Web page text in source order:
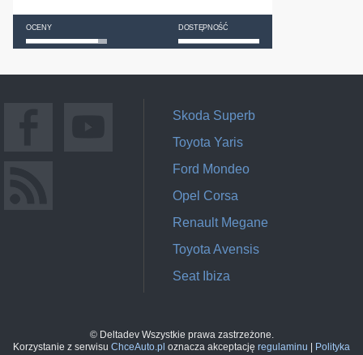
OCENY DOSTĘPNOŚĆ
Skoda Superb
Toyota Yaris
Ford Mondeo
Opel Corsa
Renault Megane
Toyota Avensis
Seat Ibiza
© Deltadev Wszystkie prawa zastrzeżone.
Korzystanie z serwisu ChceAuto.pl oznacza akceptację regulaminu
Polityka